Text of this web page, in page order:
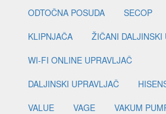
ODTOČNA POSUDA SECOP
KLIPNJAČA
ŽIČANI DALJINSKI
WI-FI ONLINE UPRAVLJAČ
DALJINSKI UPRAVLJAČ
VALUE
VAGE
VAKUM